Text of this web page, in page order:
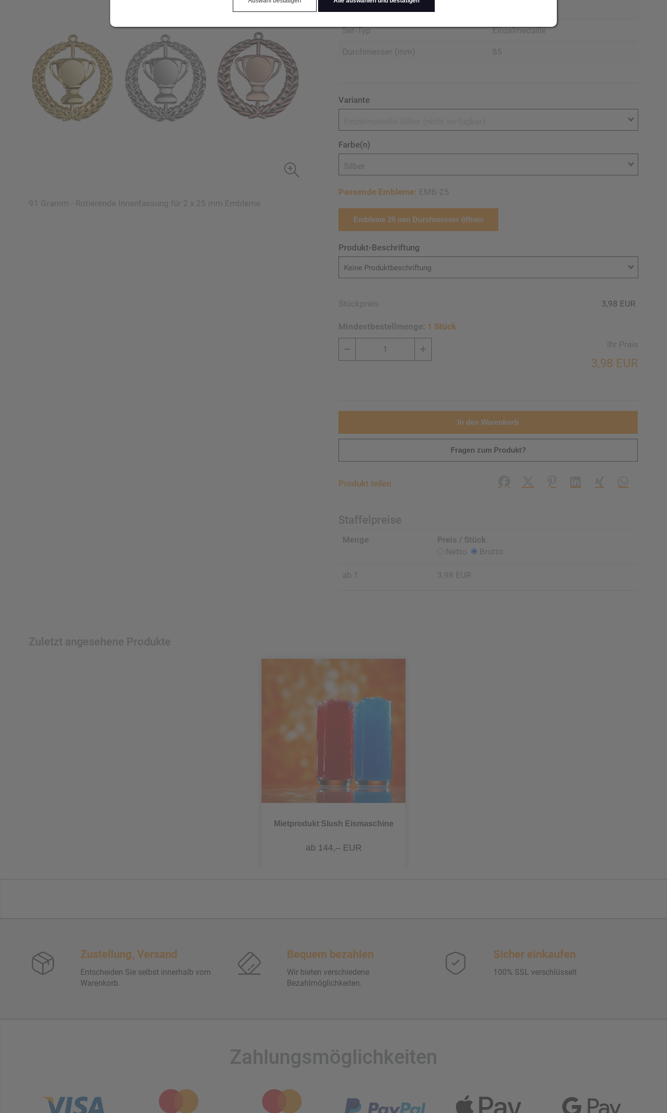
91 Gramm - Rotierende Innenfassung für 2 x 25 mm Embleme
Set-Typ Einzelmedaille
Durchmesser (mm) 85
Variante
Farbe(n)
Silber
Passende Embleme: EMB-25
Embleme 25 mm Durchmesser öffnen
Produkt-Beschriftung
Keine Produktbeschriftung
Stückpreis 3,98 EUR
Mindestbestellmenge: 1 Stück
Ihr Preis
3,98 EUR
In den Warenkorb
Fragen zum Produkt?
Produkt teilen Facebook
X PinterestLinkedInXing WhatsApp
Staffelpreise
Menge
Preis / Stück
Netto
Brutto
ab 1 3,98 EUR
Zuletzt angesehene Produkte
Mietprodukt Slush Eismaschine
ab 144,– EUR
Zustellung, Versand
Entscheiden Sie selbst innerhalb vom
Warenkorb.
Bequem bezahlen
Wir bieten verschiedene
Bezahlmöglichkeiten.
Sicher einkaufen
100% SSL verschlüsselt
Zahlungsmöglichkeiten